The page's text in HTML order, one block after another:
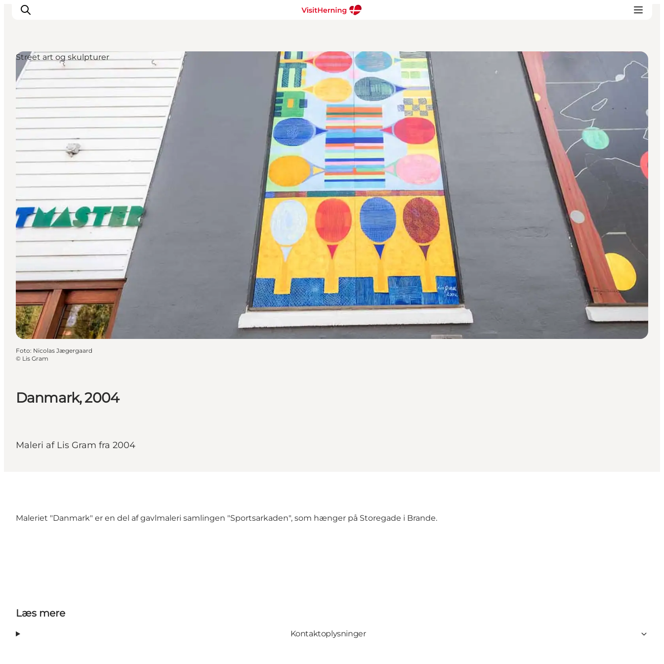
Spis, drik og shop
Kunstlandet
Se og oplev
Find vej
Sov godt
Book overnatning
Danmark, 2004
Maleri af Lis Gram fra 2004
Street art og skulpturer
Foto: Nicolas Jægergaard
© Lis Gram
Maleriet "Danmark" er en del af gavlmaleri samlingen "Sportsarkaden", som hænger på Storegade i Brande.
Læs mere
Kontaktoplysninger